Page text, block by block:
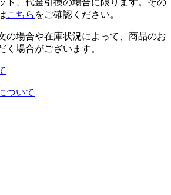
こちら をご確認ください。
の場合や在庫状況によって、商品のお
く場合がございます。
ついて